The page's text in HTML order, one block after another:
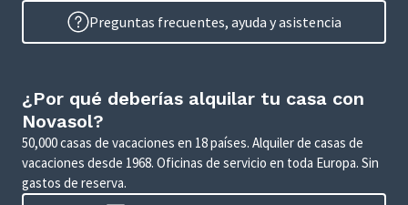
Preguntas frecuentes, ayuda y asistencia
¿Por qué deberías alquilar tu casa con
Novasol?
50,000 casas de vacaciones en 18 países. Alquiler de casas de
vacaciones desde 1968. Oficinas de servicio en toda Europa. Sin
gastos de reserva.